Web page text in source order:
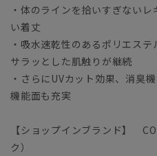
・体のラインを拾いすぎない
い着丈
・吸水速乾性のあるポリエス
サラッとした肌触りが継続
・さらにUVカット効果、消臭
機能面も充実
【ショップインブランド】
ク）